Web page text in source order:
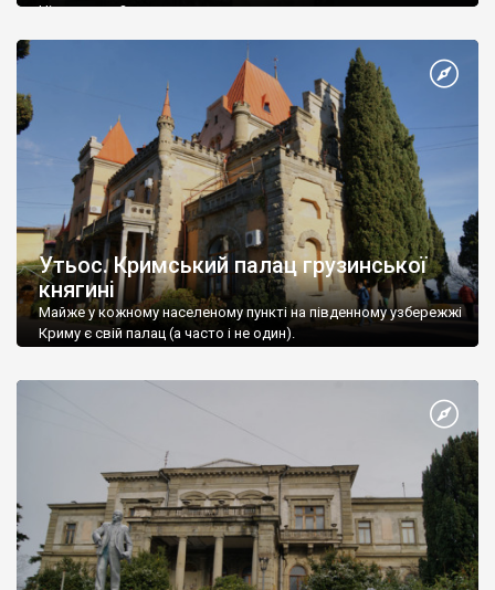
Ніжин греки?
Утьос. Кримський палац грузинської
княгині
Майже у кожному населеному пункті на південному узбережжі
Криму є свій палац (а часто і не один).